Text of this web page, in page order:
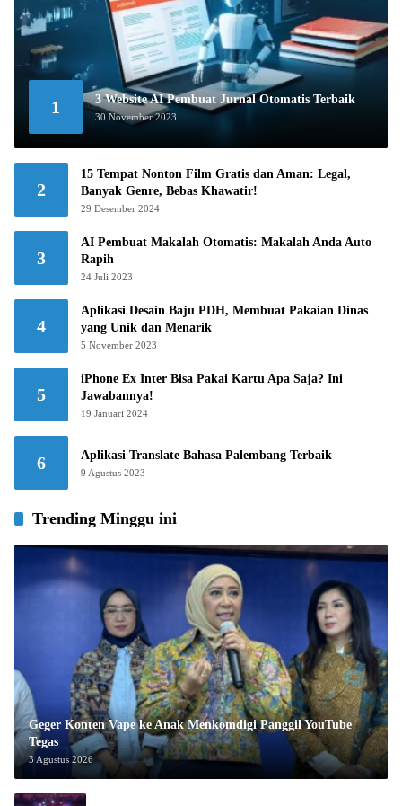
1 3 Website AI Pembuat Jurnal Otomatis Terbaik
30 November 2023
2
15 Tempat Nonton Film Gratis dan Aman: Legal,
Banyak Genre, Bebas Khawatir!
29 Desember 2024
3
AI Pembuat Makalah Otomatis: Makalah Anda Auto
Rapih
24 Juli 2023
4
Aplikasi Desain Baju PDH, Membuat Pakaian Dinas
yang Unik dan Menarik
5 November 2023
5
iPhone Ex Inter Bisa Pakai Kartu Apa Saja? Ini
Jawabannya!
19 Januari 2024
6 Aplikasi Translate Bahasa Palembang Terbaik
9 Agustus 2023
Trending Minggu ini
Geger Konten Vape ke Anak Menkomdigi Panggil YouTube
Tegas
3 Agustus 2026